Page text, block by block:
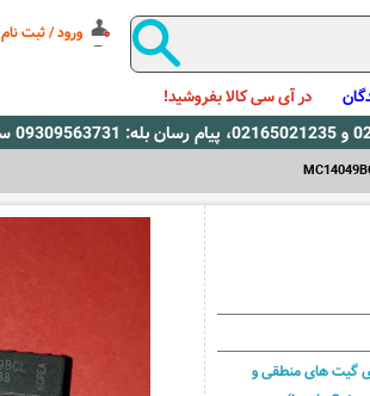
ورود / ثبت نام
در آی سی کالا بفروشید!
گیت های منطقی و